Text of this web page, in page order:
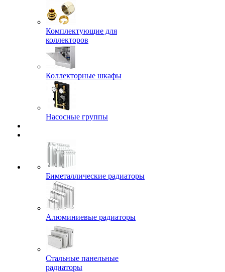
Комплектующие для
коллекторов
Коллекторные шкафы
Насосные группы
Биметаллические радиаторы
Алюминиевые радиаторы
Стальные панельные
радиаторы